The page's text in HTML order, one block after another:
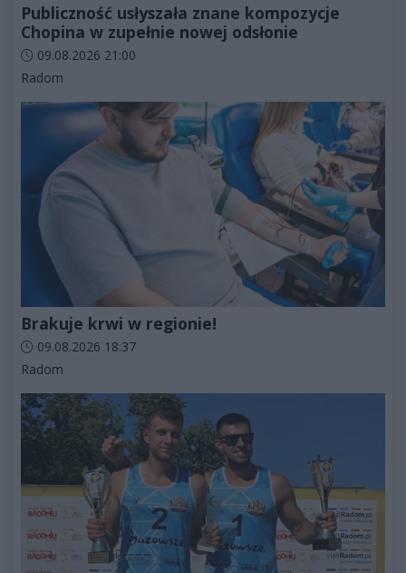
Publiczność usłyszała znane kompozycje
Chopina w zupełnie nowej odsłonie
Data dodania artykułu:
09.08.2026 21:00
Kategorie artykułu:
Radom
Brakuje krwi w regionie!
Data dodania artykułu:
09.08.2026 18:37
Kategorie artykułu:
Radom